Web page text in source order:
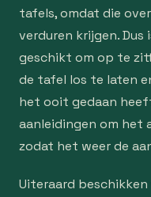
tafels, omdat die
verduren krijgen.
geschikt om op te
de tafel los te laten
het ooit gedaan
aanleidingen om het
zodat het weer de
Uiteraard